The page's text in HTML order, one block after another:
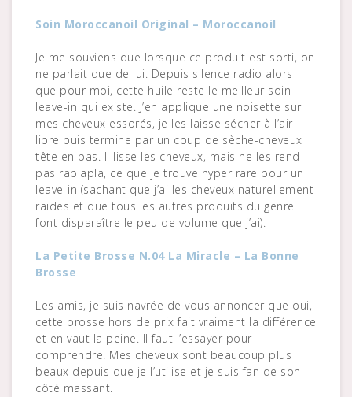
Soin Moroccanoil Original – Moroccanoil
Je me souviens que lorsque ce produit est sorti, on
ne parlait que de lui. Depuis silence radio alors
que pour moi, cette huile reste le meilleur soin
leave-in qui existe. J’en applique une noisette sur
mes cheveux essorés, je les laisse sécher à l’air
libre puis termine par un coup de sèche-cheveux
tête en bas. Il lisse les cheveux, mais ne les rend
pas raplapla, ce que je trouve hyper rare pour un
leave-in (sachant que j’ai les cheveux naturellement
raides et que tous les autres produits du genre
font disparaître le peu de volume que j’ai).
La Petite Brosse N.04 La Miracle – La Bonne
Brosse
Les amis, je suis navrée de vous annoncer que oui,
cette brosse hors de prix fait vraiment la différence
et en vaut la peine. Il faut l’essayer pour
comprendre. Mes cheveux sont beaucoup plus
beaux depuis que je l’utilise et je suis fan de son
côté massant.